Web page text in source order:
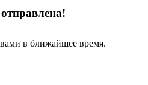
в ближайшее время.